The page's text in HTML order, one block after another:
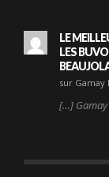
LE
LES
sur Gamay
[…] Gamay